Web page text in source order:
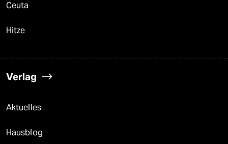
Ceuta
Hitze
Verlag
Aktuelles
Hausblog